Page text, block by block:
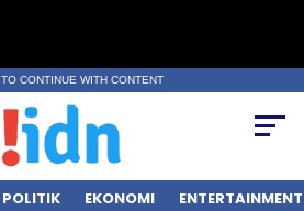
CONTINUE WITH CONTENT
POLITIK EKONOMI ENTERTAINMENT